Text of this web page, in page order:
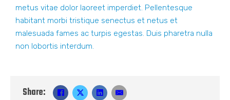
metus vitae dolor laoreet imperdiet. Pellentesque
habitant morbi tristique senectus et netus et
malesuada fames ac turpis egestas. Duis pharetra nulla
non lobortis interdum.
Share: